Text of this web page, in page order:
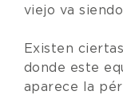
viejo va
Existen
donde este
aparece la